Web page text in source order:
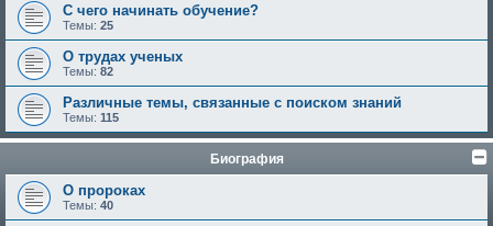
С чего начинать обучение?
Темы: 25
О трудах ученых
Темы: 82
Различные темы, связанные с поиском знаний
Темы: 115
Биография
О пророках
Темы: 40